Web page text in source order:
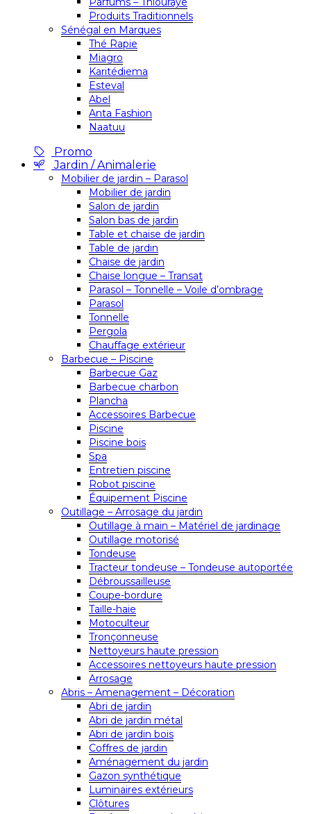
Produits Traditionnels
Sénégal en Marques
Thé Rapie
Miagro
Karitédiema
Esteval
Abel
Anta Fashion
Naatuu
Promo
Jardin / Animalerie
Mobilier de jardin – Parasol
Mobilier de jardin
Salon de jardin
Salon bas de jardin
Table et chaise de jardin
Table de jardin
Chaise de jardin
Chaise longue – Transat
Parasol – Tonnelle – Voile d’ombrage
Parasol
Tonnelle
Pergola
Chauffage extérieur
Barbecue – Piscine
Barbecue Gaz
Barbecue charbon
Plancha
Accessoires Barbecue
Piscine
Piscine bois
Spa
Entretien piscine
Robot piscine
Équipement Piscine
Outillage – Arrosage du jardin
Outillage à main – Matériel de jardinage
Outillage motorisé
Tondeuse
Tracteur tondeuse – Tondeuse autoportée
Débroussailleuse
Coupe-bordure
Taille-haie
Motoculteur
Tronçonneuse
Nettoyeurs haute pression
Accessoires nettoyeurs haute pression
Arrosage
Abris – Amenagement – Décoration
Abri de jardin
Abri de jardin métal
Abri de jardin bois
Coffres de jardin
Aménagement du jardin
Gazon synthétique
Luminaires extérieurs
Clôtures